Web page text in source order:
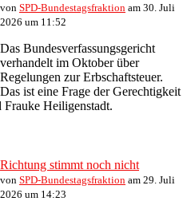
von SPD-Bundestagsfraktion am 30. Juli
2026 um 11:52
Das Bundesverfassungsgericht
verhandelt im Oktober über
Regelungen zur Erbschaftsteuer.
Das ist eine Frage der Gerechtigkeit
Frauke Heiligenstadt.
Richtung stimmt noch nicht
von SPD-Bundestagsfraktion am 29. Juli
2026 um 14:23